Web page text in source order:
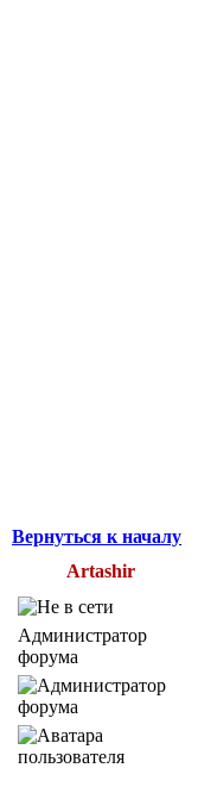
Вернуться к началу
Artashir
Администратор
форума